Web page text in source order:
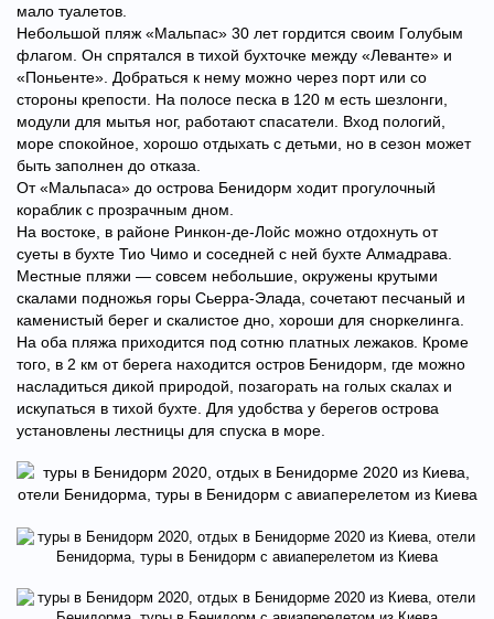
мало туалетов.
Небольшой пляж «Мальпас» 30 лет гордится своим Голубым
флагом. Он спрятался в тихой бухточке между «Леванте» и
«Поньенте». Добраться к нему можно через порт или со
стороны крепости. На полосе песка в 120 м есть шезлонги,
модули для мытья ног, работают спасатели. Вход пологий,
море спокойное, хорошо отдыхать с детьми, но в сезон может
быть заполнен до отказа.
От «Мальпаса» до острова Бенидорм ходит прогулочный
кораблик с прозрачным дном.
На востоке, в районе Ринкон-де-Лойс можно отдохнуть от
суеты в бухте Тио Чимо и соседней с ней бухте Алмадрава.
Местные пляжи — совсем небольшие, окружены крутыми
скалами подножья горы Сьерра-Элада, сочетают песчаный и
каменистый берег и скалистое дно, хороши для сноркелинга.
На оба пляжа приходится под сотню платных лежаков. Кроме
того, в 2 км от берега находится остров Бенидорм, где можно
насладиться дикой природой, позагорать на голых скалах и
искупаться в тихой бухте. Для удобства у берегов острова
установлены лестницы для спуска в море.